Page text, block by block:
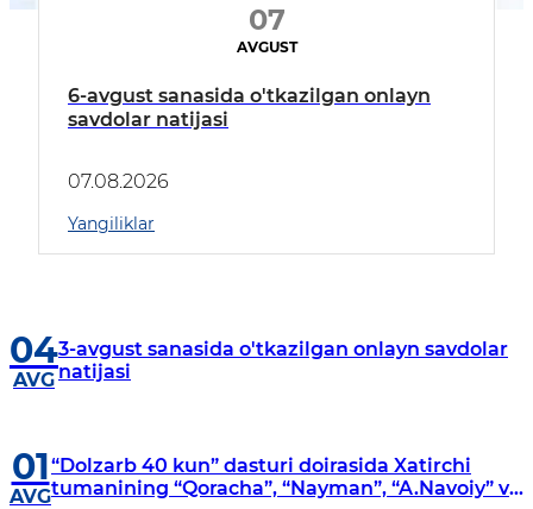
07
AVGUST
6-avgust sanasida o'tkazilgan onlayn
savdolar natijasi
07.08.2026
Yangiliklar
04
AVG
3-avgust sanasida o'tkazilgan onlayn savdolar
natijasi
01
AVG
“Dolzarb 40 kun” dasturi doirasida Xatirchi
tumanining “Qoracha”, “Nayman”, “A.Navoiy” va